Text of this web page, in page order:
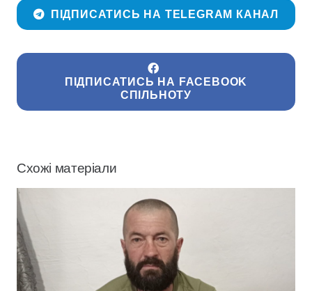
ПІДПИСАТИСЬ НА TELEGRAM КАНАЛ
ПІДПИСАТИСЬ НА FACEBOOK
СПІЛЬНОТУ
Схожі матеріали